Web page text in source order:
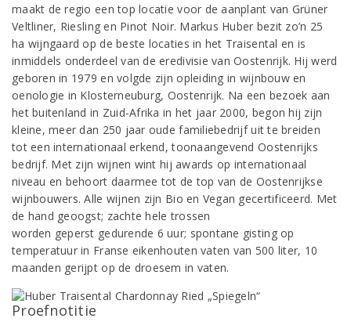
maakt de regio een top locatie voor de aanplant van Grüner
Veltliner, Riesling en Pinot Noir. Markus Huber bezit zo’n 25
ha wijngaard op de beste locaties in het Traisental en is
inmiddels onderdeel van de eredivisie van Oostenrijk. Hij werd
geboren in 1979 en volgde zijn opleiding in wijnbouw en
oenologie in Klosterneuburg, Oostenrijk. Na een bezoek aan
het buitenland in Zuid-Afrika in het jaar 2000, begon hij zijn
kleine, meer dan 250 jaar oude familiebedrijf uit te breiden
tot een internationaal erkend, toonaangevend Oostenrijks
bedrijf. Met zijn wijnen wint hij awards op internationaal
niveau en behoort daarmee tot de top van de Oostenrijkse
wijnbouwers. Alle wijnen zijn Bio en Vegan gecertificeerd. Met
de hand geoogst; zachte hele trossen
worden geperst gedurende 6 uur; spontane gisting op
temperatuur in Franse eikenhouten vaten van 500 liter, 10
maanden gerijpt op de droesem in vaten.
Proefnotitie